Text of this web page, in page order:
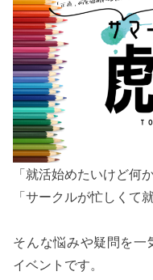
「就活始めたいけど何
「サークルが忙しくて
そんな悩みや疑問を一
イベントです。